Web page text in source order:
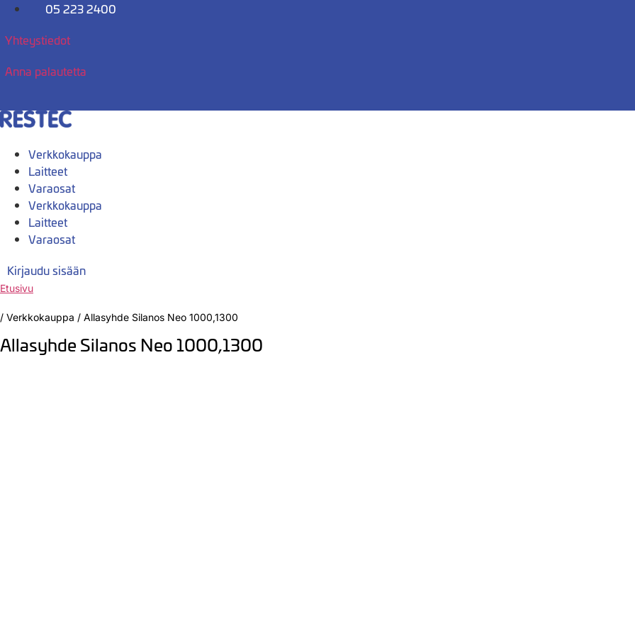
Mene
05 223 2400
Yhteystiedot
Anna palautetta
Verkkokauppa
Laitteet
Varaosat
Verkkokauppa
Laitteet
Varaosat
Kirjaudu sisään
Etusivu
/ Verkkokauppa / Allasyhde Silanos Neo 1000,1300
Allasyhde Silanos Neo 1000,1300